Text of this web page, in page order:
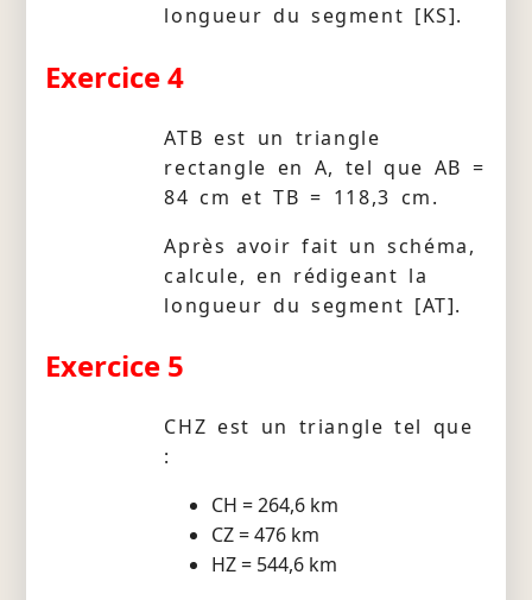
longueur du segment [KS].
Exercice 4
ATB est un triangle
rectangle en A, tel que AB =
84 cm et TB = 118,3 cm.
Après avoir fait un schéma,
calcule, en rédigeant la
longueur du segment [AT].
Exercice 5
CHZ est un triangle tel que
:
CH = 264,6 km
CZ = 476 km
HZ = 544,6 km